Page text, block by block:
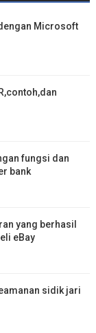
Microsoft
fungsi dan
bank
yang berhasil
eBay
sidik jari